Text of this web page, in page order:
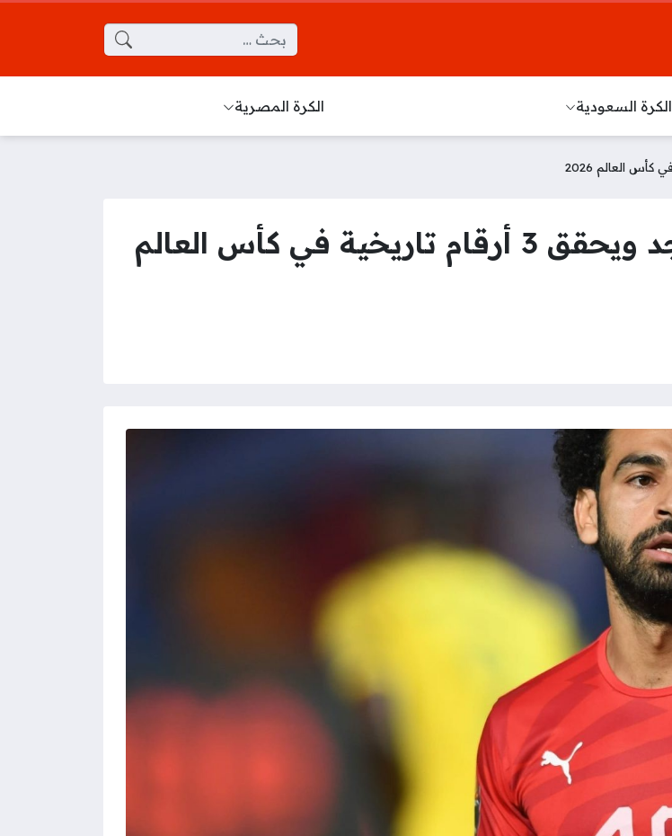
البحث عن:
الكرة السعودية الكرة المصرية
محمد صلاح يواصل صناعة المجد ويحقق 3 أرقام تاريخية في كأس العالم